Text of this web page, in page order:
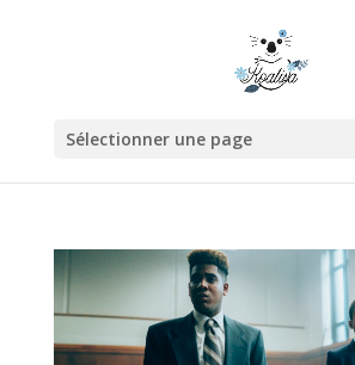
Sélectionner une page